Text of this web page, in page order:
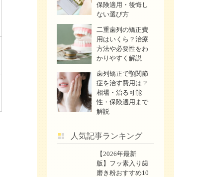
保険適用・後悔し
ない選び方
二重歯列の矯正費
用はいくら？治療
方法や必要性をわ
かりやすく解説
歯列矯正で顎関節
症を治す費用は？
相場・治る可能
性・保険適用まで
解説
人気記事ランキング
【2026年最新
版】フッ素入り歯
磨き粉おすすめ10